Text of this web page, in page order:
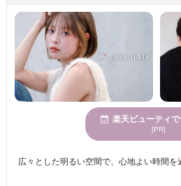
楽天ビューティ
[PR]